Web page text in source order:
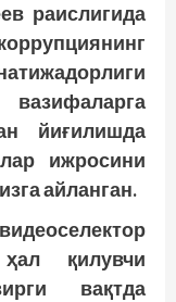
раислигида
йиғилишда
ижросини
айланган.
қилувчи
вақтда